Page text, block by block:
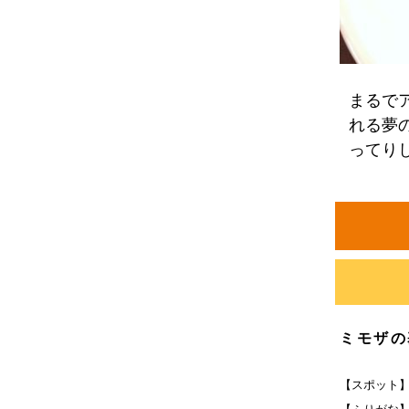
まるで
れる夢
ってり
ミモザ
【スポット